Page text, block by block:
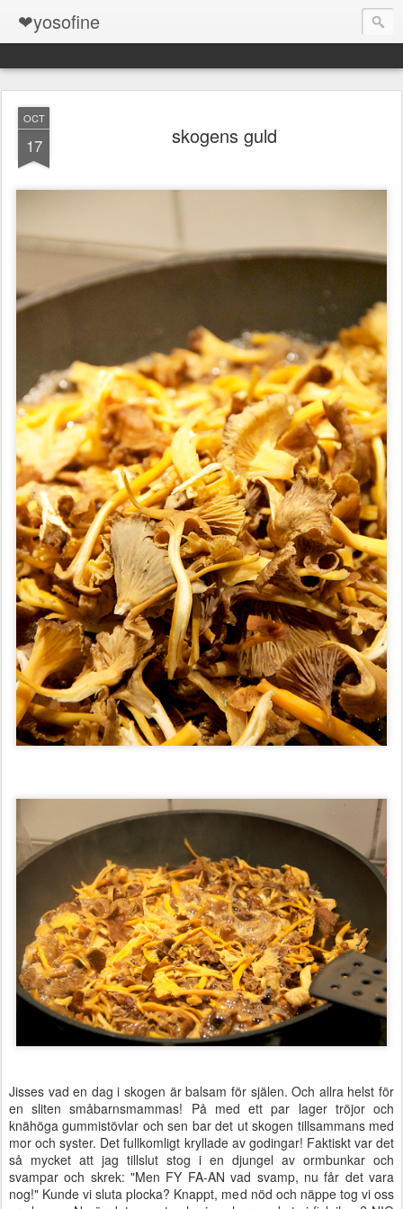
❤yosofine
OCT
17 skogens guld
Jisses vad en dag i skogen är balsam för själen. Och allra helst för
en sliten småbarnsmammas! På med ett par lager tröjor och
knähöga gummistövlar och sen bar det ut skogen tillsammans med
mor och syster. Det fullkomligt kryllade av godingar! Faktiskt var det
så mycket att jag tillslut stog i en djungel av ormbunkar och
svampar och skrek: "Men FY FA-AN vad svamp, nu får det vara
nog!" Kunde vi sluta plocka? Knappt, med nöd och näppe tog vi oss